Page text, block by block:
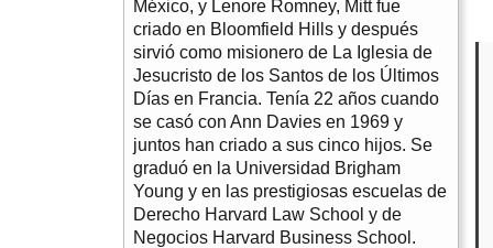
México, y Lenore Romney, Mitt fue
criado en Bloomfield Hills y después
sirvió como misionero de La Iglesia de
Jesucristo de los Santos de los Últimos
Días en Francia. Tenía 22 años cuando
se casó con Ann Davies en 1969 y
juntos han criado a sus cinco hijos. Se
graduó en la Universidad Brigham
Young y en las prestigiosas escuelas de
Derecho Harvard Law School y de
Negocios Harvard Business School.